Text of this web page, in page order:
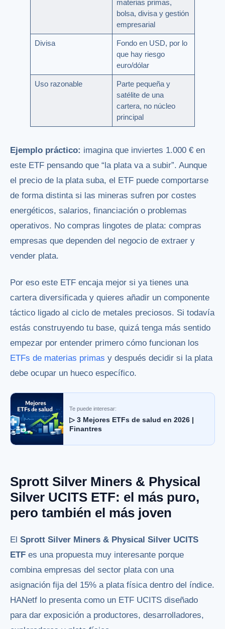
materias primas,
bolsa, divisa y gestión
empresarial
Divisa
Fondo en USD, por lo
que hay riesgo
euro/dólar
Uso razonable
Parte pequeña y
satélite de una
cartera, no núcleo
principal
Ejemplo práctico: imagina que inviertes 1.000 € en
este ETF pensando que “la plata va a subir”. Aunque
el precio de la plata suba, el ETF puede comportarse
de forma distinta si las mineras sufren por costes
energéticos, salarios, financiación o problemas
operativos. No compras lingotes de plata: compras
empresas que dependen del negocio de extraer y
vender plata.
Por eso este ETF encaja mejor si ya tienes una
cartera diversificada y quieres añadir un componente
táctico ligado al ciclo de metales preciosos. Si todavía
estás construyendo tu base, quizá tenga más sentido
empezar por entender primero cómo funcionan los
ETFs de materias primas y después decidir si la plata
debe ocupar un hueco específico.
Te puede interesar:
▷ 3 Mejores ETFs de salud en 2026 |
Finantres
Sprott Silver Miners & Physical
Silver UCITS ETF: el más puro,
pero también el más joven
El Sprott Silver Miners & Physical Silver UCITS
ETF es una propuesta muy interesante porque
combina empresas del sector plata con una
asignación fija del 15% a plata física dentro del índice.
HANetf lo presenta como un ETF UCITS diseñado
para dar exposición a productores, desarrolladores,